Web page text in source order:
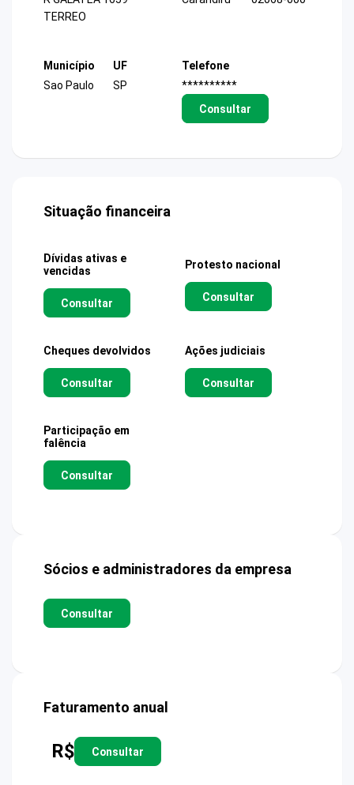
TERREO
Município
Sao Paulo
UF
SP
Telefone
**********
Consultar
Situação financeira
Dívidas ativas e
vencidas
Consultar
Protesto nacional
Consultar
Cheques devolvidos
Consultar
Ações judiciais
Consultar
Participação em
falência
Consultar
Sócios e administradores da empresa
Consultar
Faturamento anual
R$ Consultar